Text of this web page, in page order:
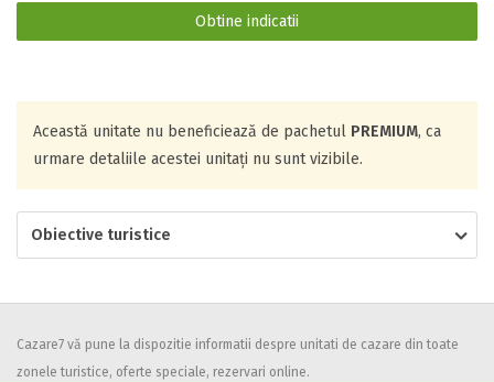
Obtine indicatii
Această unitate nu beneficiează de pachetul PREMIUM, ca
urmare detaliile acestei unitați nu sunt vizibile.
Obiective turistice
Cazare7 vă pune la dispozitie informatii despre unitati de cazare din toate
zonele turistice, oferte speciale, rezervari online.